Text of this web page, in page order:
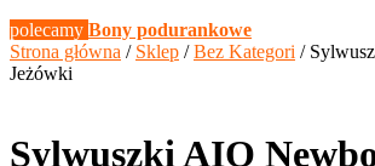
polecamy Bony podurankowe
Strona główna / Sklep /Bez Kategori /
Jeżówki
Sylwuszki AIO